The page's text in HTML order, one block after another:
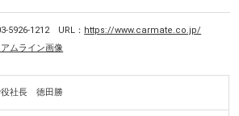
5926-1212 URL： https://www.carmate.co.jp/
ムライン画像
役社長 徳田勝